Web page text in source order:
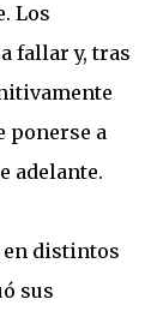
Los
fallar y, tras
ponerse a
adelante.
en distintos
sus